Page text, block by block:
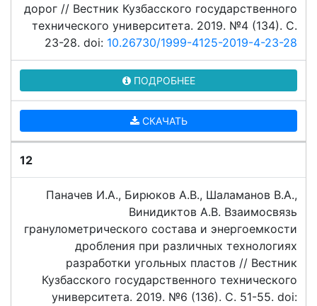
дорог // Вестник Кузбасского государственного
технического университета. 2019. №4 (134). C.
23-28. doi: 10.26730/1999-4125-2019-4-23-28
ПОДРОБНЕЕ
СКАЧАТЬ
12
Паначев И.А., Бирюков А.В., Шаламанов В.А.,
Винидиктов А.В. Взаимосвязь
гранулометрического состава и энергоемкости
дробления при различных технологиях
разработки угольных пластов // Вестник
Кузбасского государственного технического
университета. 2019. №6 (136). C. 51-55. doi: